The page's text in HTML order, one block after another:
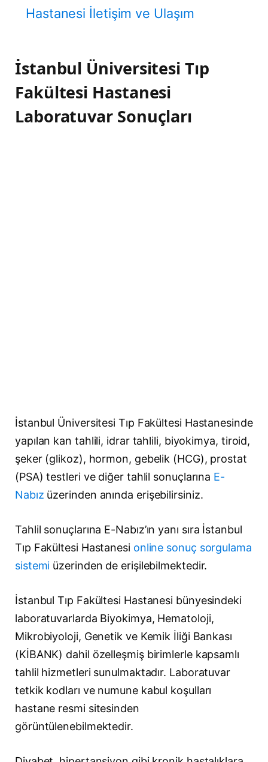
Hastanesi İletişim ve Ulaşım
İstanbul Üniversitesi Tıp
Fakültesi Hastanesi
Laboratuvar Sonuçları
İstanbul Üniversitesi Tıp Fakültesi Hastanesinde
yapılan kan tahlili, idrar tahlili, biyokimya, tiroid,
şeker (glikoz), hormon, gebelik (HCG), prostat
(PSA) testleri ve diğer tahlil sonuçlarına E-
Nabız üzerinden anında erişebilirsiniz.
Tahlil sonuçlarına E-Nabız’ın yanı sıra İstanbul
Tıp Fakültesi Hastanesi online sonuç sorgulama
sistemi üzerinden de erişilebilmektedir.
İstanbul Tıp Fakültesi Hastanesi bünyesindeki
laboratuvarlarda Biyokimya, Hematoloji,
Mikrobiyoloji, Genetik ve Kemik İliği Bankası
(KİBANK) dahil özelleşmiş birimlerle kapsamlı
tahlil hizmetleri sunulmaktadır. Laboratuvar
tetkik kodları ve numune kabul koşulları
hastane resmi sitesinden
görüntülenebilmektedir.